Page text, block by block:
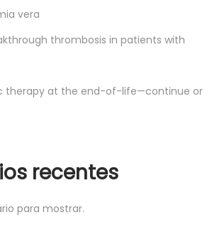
vera
thrombosis in patients with
therapy at the end-of-life—continue or
recentes
para mostrar.